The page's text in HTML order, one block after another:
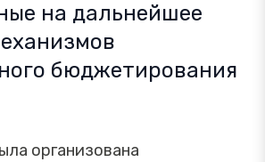
на дальнейшее
бюджетирования
организована